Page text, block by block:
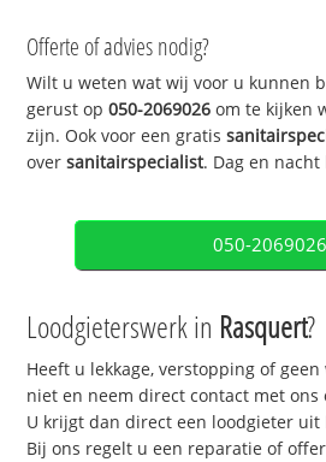
Offerte of advies nodig?
Wilt u weten wat wij voor u kunnen
gerust op050-2069026 om te kijken
zijn. Ook voor een gratis
oversanitairspecialist. Dag en
050-2069026
Loodgieterswerk in Rasquert?
Heeft u lekkage, verstopping of
niet en neem direct contact met ons
U krijgt dan direct een loodgieter uit
Bij ons regelt u een reparatie of